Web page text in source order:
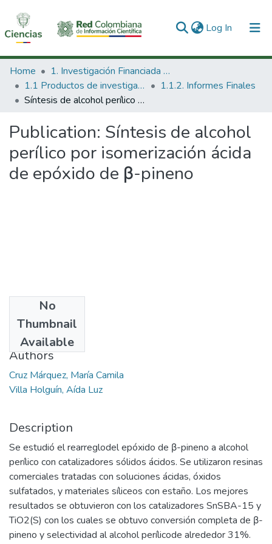
Log In (current)
Communities & Collections
All of DSpace
Home
1. Investigación Financiada con Recursos Públicos
1.1 Productos de investigación
1.1.2. Informes Finales
Síntesis de alcohol perílico por isomerización ácida de epóxido de β-pineno
Publication: Síntesis de alcohol
perílico por isomerización ácida
de epóxido de β-pineno
No
Thumbnail
Available
2014
Authors
Cruz Márquez, María Camila
Villa Holguín, Aída Luz
Description
Se estudió el rearreglodel epóxido de β-pineno a alcohol
perílico con catalizadores sólidos ácidos. Se utilizaron resinas
comerciales tratadas con soluciones ácidas, óxidos
sulfatados, y materiales síliceos con estaño. Los mejores
resultados se obtuvieron con los catalizadores SnSBA-15 y
TiO2(S) con los cuales se obtuvo conversión completa de β-
pineno y selectividad al alcohol perílicode alrededor 31%.